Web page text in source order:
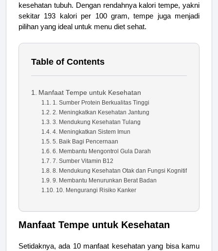
kesehatan tubuh. Dengan rendahnya kalori tempe, yakni
sekitar 193 kalori per 100 gram, tempe juga menjadi
pilihan yang ideal untuk menu diet sehat.
Table of Contents
Manfaat Tempe untuk Kesehatan
1. Sumber Protein Berkualitas Tinggi
2. Meningkatkan Kesehatan Jantung
3. Mendukung Kesehatan Tulang
4. Meningkatkan Sistem Imun
5. Baik Bagi Pencernaan
6. Membantu Mengontrol Gula Darah
7. Sumber Vitamin B12
8. Mendukung Kesehatan Otak dan Fungsi Kognitif
9. Membantu Menurunkan Berat Badan
10. Mengurangi Risiko Kanker
Manfaat Tempe untuk Kesehatan
Setidaknya, ada 10 manfaat kesehatan yang bisa kamu